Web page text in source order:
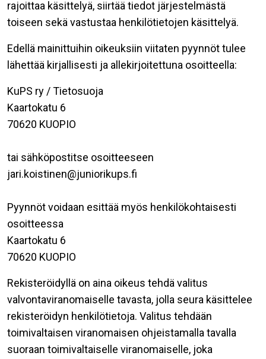
rajoittaa käsittelyä, siirtää tiedot järjestelmästä
toiseen sekä vastustaa henkilötietojen käsittelyä.
Edellä mainittuihin oikeuksiin viitaten pyynnöt tulee
lähettää kirjallisesti ja allekirjoitettuna osoitteella:
KuPS ry / Tietosuoja
Kaartokatu 6
70620 KUOPIO
tai sähköpostitse osoitteeseen
jari.koistinen@juniorikups.fi
Pyynnöt voidaan esittää myös henkilökohtaisesti
osoitteessa
Kaartokatu 6
70620 KUOPIO
Rekisteröidyllä on aina oikeus tehdä valitus
valvontaviranomaiselle tavasta, jolla seura käsittelee
rekisteröidyn henkilötietoja. Valitus tehdään
toimivaltaisen viranomaisen ohjeistamalla tavalla
suoraan toimivaltaiselle viranomaiselle, joka